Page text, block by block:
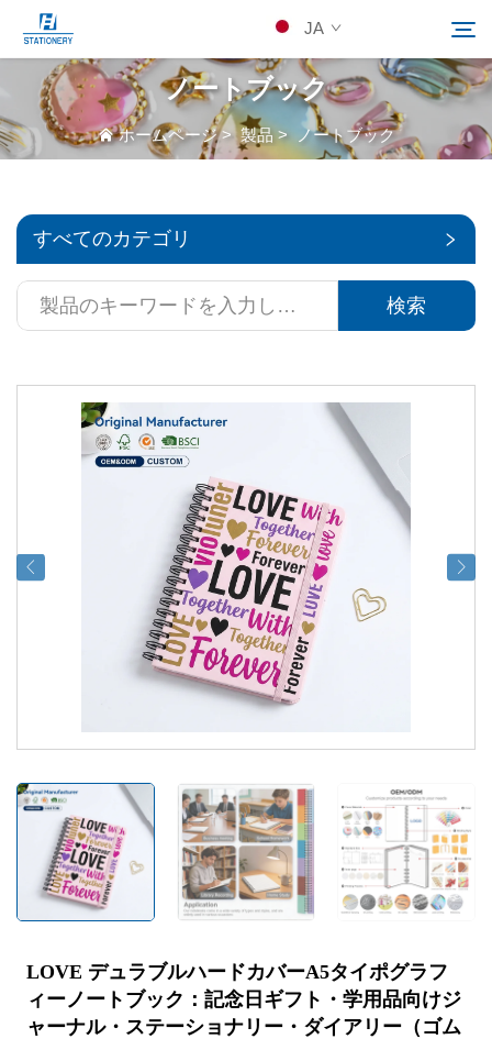
JA
製品
カスタムソリューション
リソース
Kontakuto Us
検索
ノートブック
ホームページ>製品> ノートブック
すべてのカテゴリ
検索
LOVE デュラブルハードカバーA5タイポグラフ
ィーノートブック：記念日ギフト・学用品向けジ
ャーナル・ステーショナリー・ダイアリー（ゴム